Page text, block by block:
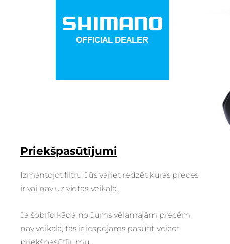
Priekšpasūtījumi
Izmantojot filtru Jūs variet redzēt kuras preces
ir vai nav uz vietas veikalā.
Ja šobrīd kāda no Jums vēlamajām precēm
nav veikalā, tās ir iespējams pasūtīt veicot